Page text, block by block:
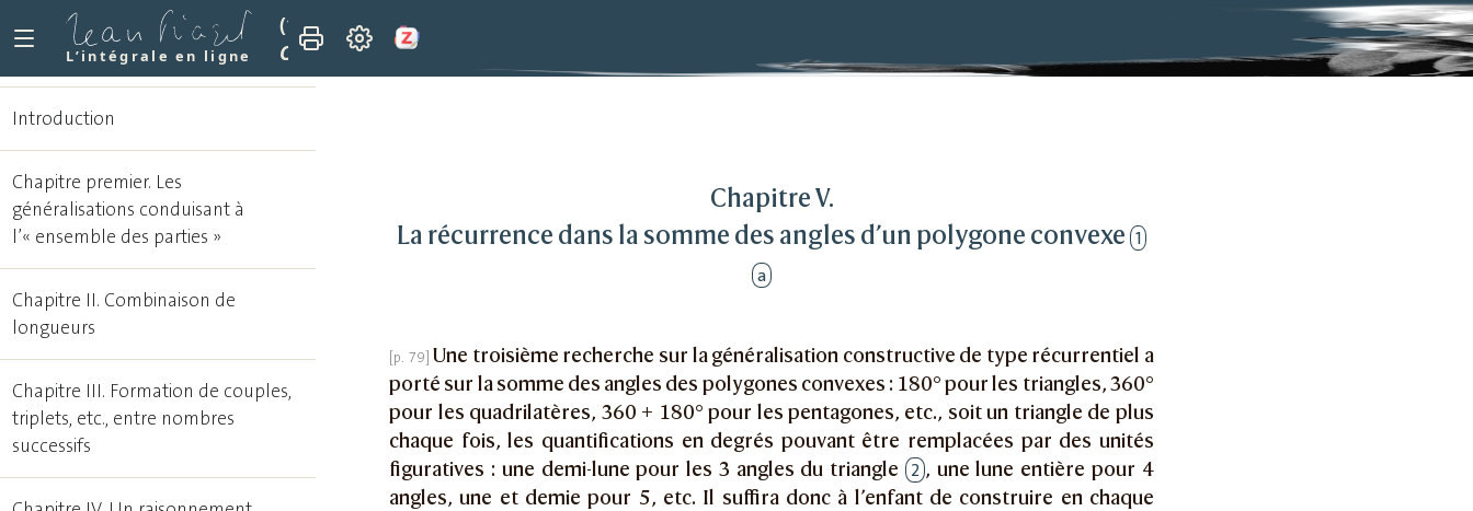
L’intégrale en ligne
(1978)
Recherches sur la généralisation
Chapitre V. La récurrence dans la somme des angles d’un polygone convexe
Chapitre V.
La récurrence dans la somme des angles d’un polygone convexe 1
a
Une troisième recherche sur la généralisation constructive de type récurrentiel a
porté sur la somme des angles des polygones convexes : 180° pour les triangles, 360°
pour les quadrilatères, 360 + 180° pour les pentagones, etc., soit un triangle de plus
chaque fois, les quantifications en degrés pouvant être remplacées par des unités
figuratives : une demi-lune pour les 3 angles du triangle 2 , une lune entière pour 4
angles, une et demie pour 5, etc. Il suffira donc à l’enfant de construire en chaque
Introduction
Chapitre premier. Les
généralisations conduisant à
l’« ensemble des parties »
Chapitre II. Combinaison de
longueurs
Chapitre III. Formation de couples,
triplets, etc., entre nombres
successifs